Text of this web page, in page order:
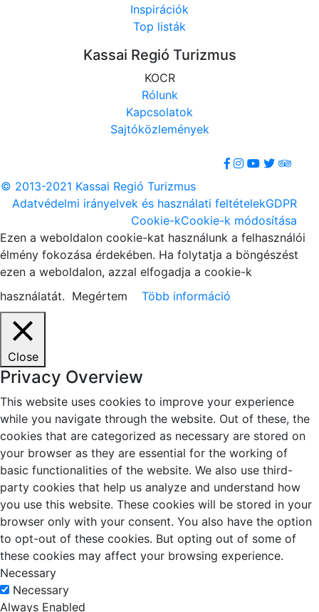
Inspirációk
Top listák
Kassai Regió Turizmus
KOCR
Rólunk
Kapcsolatok
Sajtóközlemények
© 2013-2021 Kassai Regió Turizmus
Adatvédelmi irányelvek és használati feltételekGDPR
Cookie-kCookie-k módosítása
Ezen a weboldalon cookie-kat használunk a felhasználói
élmény fokozása érdekében. Ha folytatja a böngészést
ezen a weboldalon, azzal elfogadja a cookie-k
használatát. Megértem Több információ
Close
Privacy Overview
This website uses cookies to improve your experience
while you navigate through the website. Out of these, the
cookies that are categorized as necessary are stored on
your browser as they are essential for the working of
basic functionalities of the website. We also use third-
party cookies that help us analyze and understand how
you use this website. These cookies will be stored in your
browser only with your consent. You also have the option
to opt-out of these cookies. But opting out of some of
these cookies may affect your browsing experience.
Necessary
Necessary
Always Enabled